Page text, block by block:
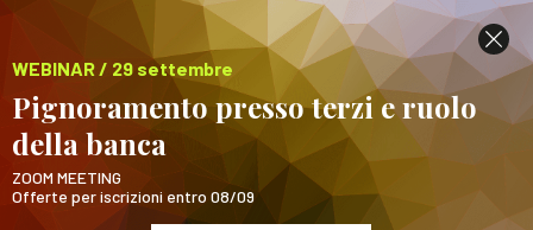
WEBINAR / 29 settembre
Pignoramento presso terzi e ruolo
della banca
ZOOM MEETING
Offerte per iscrizioni entro 08/09